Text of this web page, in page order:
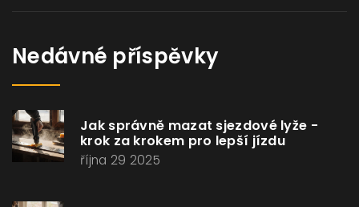
Nedávné příspěvky
Jak správně mazat sjezdové lyže -
krok za krokem pro lepší jízdu
října 29 2025